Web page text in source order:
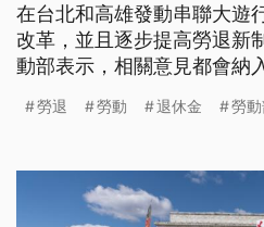
在台北和高雄發動串聯大遊
改革，並且逐步提高勞退新
動部表示，相關意見都會納
（2026）年最低工資已經連
勞退 勞動 退休金 勞